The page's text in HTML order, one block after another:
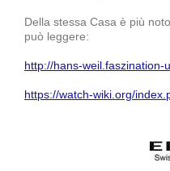
Della stessa Casa è più
può leggere:
http://hans-
https://watch-wiki.org/